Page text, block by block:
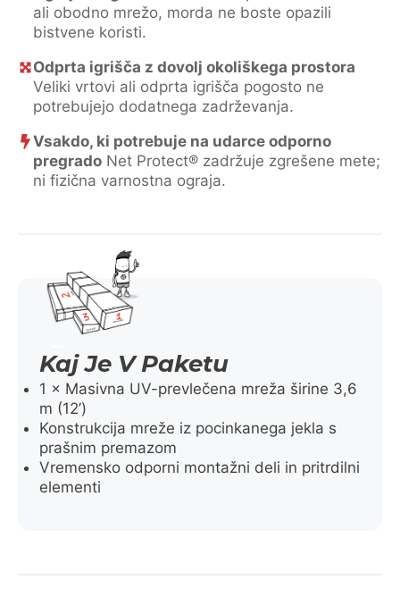
ali obodno mrežo, morda ne boste opazili
bistvene koristi.
Odprta igrišča z dovolj okoliškega prostora
Veliki vrtovi ali odprta igrišča pogosto ne
potrebujejo dodatnega zadrževanja.
Vsakdo, ki potrebuje na udarce odporno
pregrado Net Protect® zadržuje zgrešene mete;
ni fizična varnostna ograja.
Kaj Je V Paketu
1 × Masivna UV-prevlečena mreža širine 3,6
m (12’)
Konstrukcija mreže iz pocinkanega jekla s
prašnim premazom
Vremensko odporni montažni deli in pritrdilni
elementi